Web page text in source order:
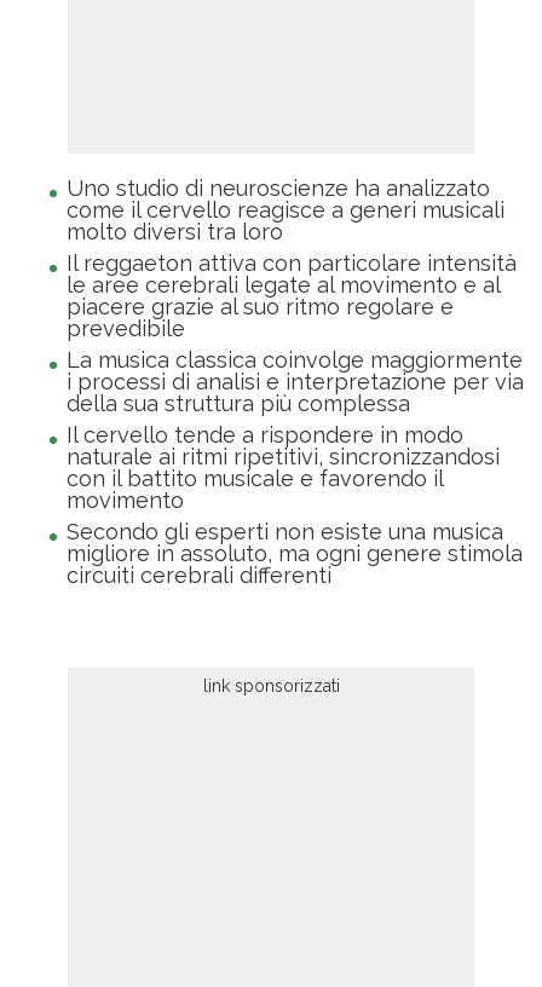
Uno studio di neuroscienze ha analizzato
come il cervello reagisce a generi musicali
molto diversi tra loro
Il reggaeton attiva con particolare intensità
le aree cerebrali legate al movimento e al
piacere grazie al suo ritmo regolare e
prevedibile
La musica classica coinvolge maggiormente
i processi di analisi e interpretazione per via
della sua struttura più complessa
Il cervello tende a rispondere in modo
naturale ai ritmi ripetitivi, sincronizzandosi
con il battito musicale e favorendo il
movimento
Secondo gli esperti non esiste una musica
migliore in assoluto, ma ogni genere stimola
circuiti cerebrali differenti